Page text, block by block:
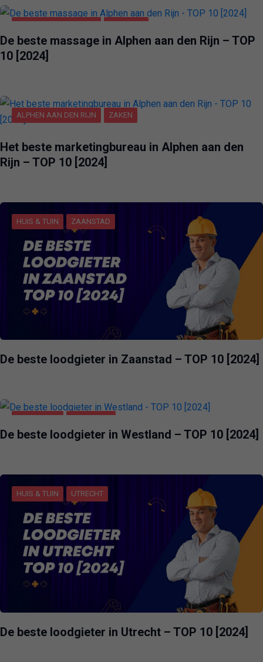
ALPHEN AAN DEN RIJN VERMAAK
De beste massage in Alphen aan den Rijn – TOP
10 [2024]
ALPHEN AAN DEN RIJN ZAKEN
Het beste marketingbureau in Alphen aan den
Rijn – TOP 10 [2024]
HUIS & TUIN ZAANSTAD
De beste loodgieter in Zaanstad – TOP 10 [2024]
De beste loodgieter in Westland – TOP 10 [2024]
HUIS & TUIN UTRECHT
De beste loodgieter in Utrecht – TOP 10 [2024]